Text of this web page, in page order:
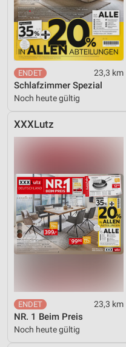
23,3 km
Schlafzimmer Spezial
Noch heute gültig
XXXLutz
23,3 km
NR. 1 Beim Preis
Noch heute gültig